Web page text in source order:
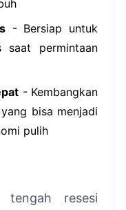
- Bersiap untuk
saat permintaan
- Kembangkan
bisa menjadi
pulih
tengah resesi